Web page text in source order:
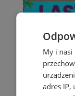
My i
adres